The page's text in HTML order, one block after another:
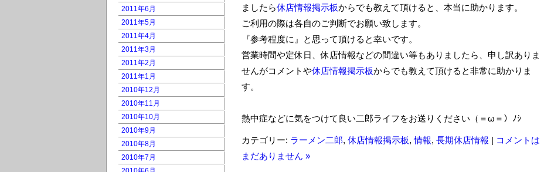
ましたら休店情報掲示板からでも教えて頂けると、本当に助かります。
ご利用の際は各自のご判断でお願い致します。
『参考程度に』と思って頂けると幸いです。
営業時間や定休日、休店情報などの間違い等もありましたら、申し訳ありま
せんがコメントや休店情報掲示板からでも教えて頂けると非常に助かりま
す。
熱中症などに気をつけて良い二郎ライフをお送りください（＝ω＝）ﾉｼ
カテゴリー: ラーメン二郎, 休店情報掲示板,情報, 長期休店情報 | コメントは
まだありません »
2011年6月
2011年5月
2011年4月
2011年3月
2011年2月
2011年1月
2010年12月
2010年11月
2010年10月
2010年9月
2010年8月
2010年7月